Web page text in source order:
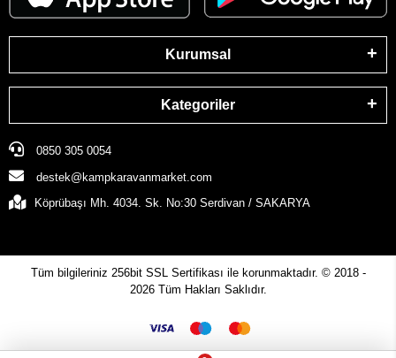
Kurumsal
Kategoriler
0850 305 0054
destek@kampkaravanmarket.com
Köprübaşı Mh. 4034. Sk. No:30 Serdivan / SAKARYA
Tüm bilgileriniz 256bit SSL Sertifikası ile korunmaktadır. © 2018 -
2026 Tüm Hakları Saklıdır.